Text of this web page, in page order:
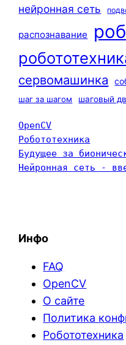
нейронная сеть
распознавание
сервомашинка
шаг за шагом шаговый
OpenCV
Робототехника
Будущее за
Нейронная сеть -
Инфо
FAQ
OpenCV
О сайте
Политика
Робототехника